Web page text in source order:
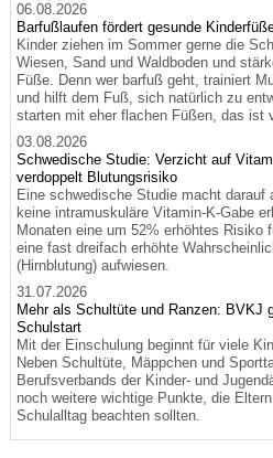
06.08.2026
Barfußlaufen fördert gesunde
Kinder ziehen im Sommer gerne die
Wiesen, Sand und Waldboden und
Füße. Denn wer barfuß geht, trainiert
und hilft dem Fuß, sich natürlich zu
starten mit eher flachen Füßen, das ist
03.08.2026
Schwedische Studie: Verzicht auf
verdoppelt Blutungsrisiko
Eine schwedische Studie macht
keine intramuskuläre Vitamin-K-Gabe
Monaten eine um 52% erhöhtes Risiko
eine fast dreifach erhöhte
(Hirnblutung) aufwiesen.
31.07.2026
Mehr als Schultüte und Ranzen: BVKJ
Schulstart
Mit der Einschulung beginnt für viele
Neben Schultüte, Mäppchen und
Berufsverbands der Kinder- und
noch weitere wichtige Punkte, die
Schulalltag beachten sollten.